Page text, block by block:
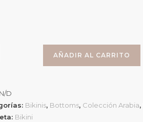
AÑADIR AL CARRITO
N/D
Bikinis, Bottoms, Colección Arabia,
Bikini